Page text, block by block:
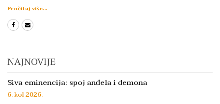
Pročitaj više...
NAJNOVIJE
Siva eminencija: spoj anđela i demona
6. kol 2026.